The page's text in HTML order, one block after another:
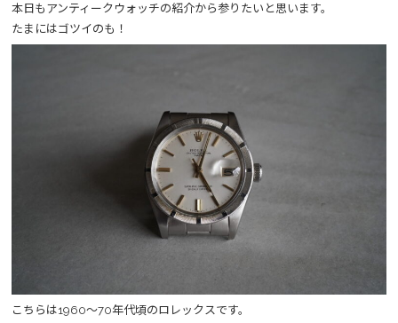
本日もアンティークウォッチの紹介から参りたいと思います。
たまにはゴツイのも！
こちらは1960～70年代頃のロレックスです。